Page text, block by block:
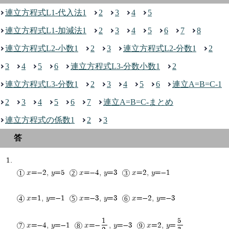
連立方程式L1-代入法1 2 3 4 5
連立方程式L1-加減法1 2 3 4 5 6 7 8
連立方程式L2-小数1 2 3 連立方程式L2-分数1 2
3 4 5 6 連立方程式L3-分数小数1 2
連立方程式L3-分数1 2 3 4 5 6 連立A=B=C-1
2 3 4 5 6 7 連立A=B=C-まとめ
連立方程式の係数1 2 3
x=-2, y=5 x=-4, y=3 x=2, y=-1
x=1, y=-1 x=-3, y=3 x=-2, y=-3
x=-4, y=-1 x=-
1
, y=-3 x=2, y=
5